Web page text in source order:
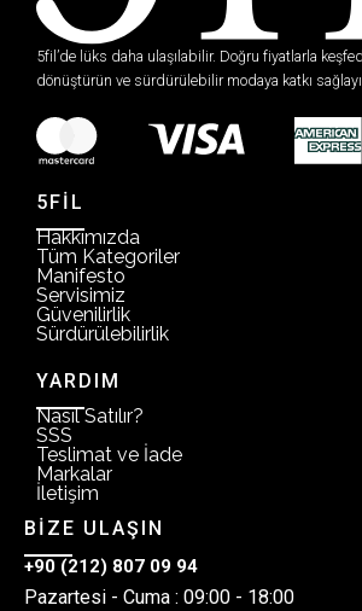
5fil’de lüks daha ulaşılabilir. Doğru fiyatlarla
dönüştürün ve sürdürülebilir modaya katkı
5FİL
Hakkımızda
Tüm Kategoriler
Manifesto
Servisimiz
Güvenilirlik
Sürdürülebilirlik
YARDIM
Nasıl Satılır?
SSS
Teslimat ve İade
Markalar
İletişim
BİZE ULAŞIN
+90 (212) 807 09 94
Pazartesi - Cuma : 09:00 - 18:00